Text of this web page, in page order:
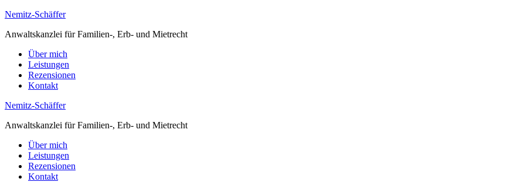
Zum
springen
drücken)
Nemitz-Schäffer
Anwaltskanzlei für Familien-, Erb- und Mietrecht
Über mich
Leistungen
Rezensionen
Kontakt
Nemitz-Schäffer
Anwaltskanzlei für Familien-, Erb- und Mietrecht
Über mich
Leistungen
Rezensionen
Kontakt